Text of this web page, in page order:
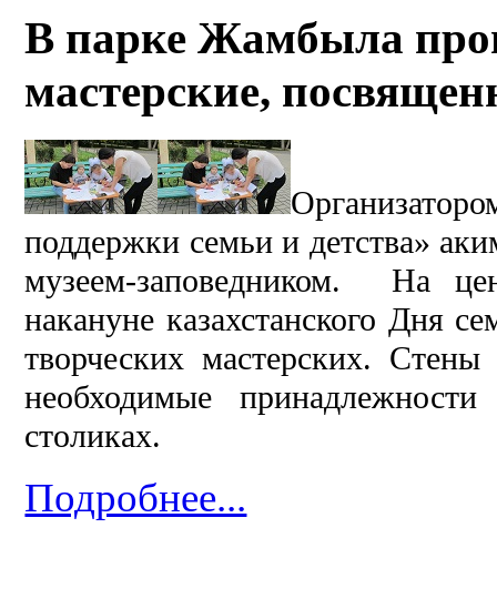
В парке Жамбыла
мастерские,
поддержки семьи и детства»
музеем-заповедником. На
накануне казахстанского Дня
творческих мастерских.
необходимые
столиках.
Подробнее...